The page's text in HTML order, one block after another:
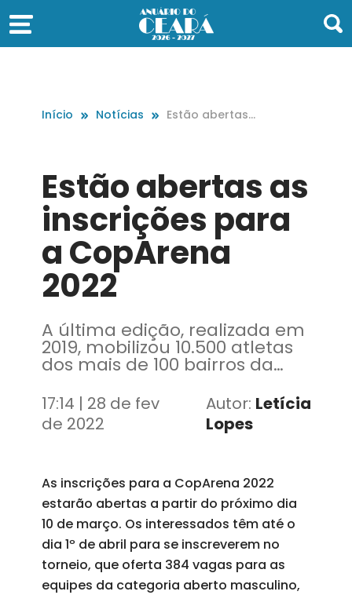
Início Notícias
Estão abertas
Estão abertas as
inscrições para
a CopArena
2022
A última edição, realizada em
2019, mobilizou 10.500 atletas
dos mais de 100 bairros da
17:14 | 28 de fev
de 2022
Autor: Letícia
Lopes
As inscrições para a CopArena 2022
estarão abertas a partir do próximo dia
10 de março. Os interessados têm até o
dia 1º de abril para se inscreverem no
torneio, que oferta 384 vagas para as
equipes da categoria aberto masculino,